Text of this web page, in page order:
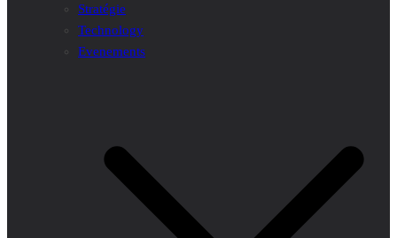
Stratégie
Technology
Evenements